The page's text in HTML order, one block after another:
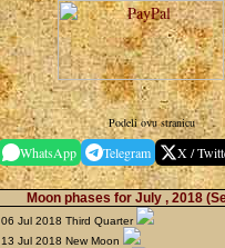
Podeli ovu stranicu
WhatsApp Telegram X /
Moon phases for July , 2018
06 Jul 2018 Third Quarter
13 Jul 2018 New Moon